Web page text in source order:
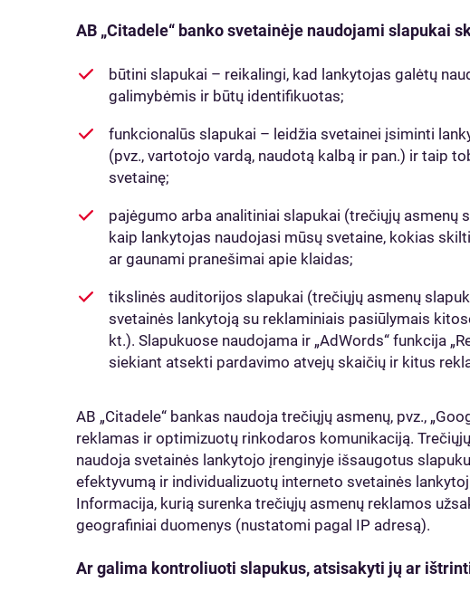
AB „Citadele“ banko svetainėje naudojami slapukai
būtini slapukai – reikalingi, kad lankytojas galėtų
galimybėmis ir būtų identifikuotas;
funkcionalūs slapukai – leidžia svetainei įsiminti
(pvz., vartotojo vardą, naudotą kalbą ir pan.) ir taip
svetainę;
pajėgumo arba analitiniai slapukai (trečiųjų asmenų
kaip lankytojas naudojasi mūsų svetaine, kokias
ar gaunami pranešimai apie klaidas;
tikslinės auditorijos slapukai (trečiųjų asmenų
svetainės lankytoją su reklaminiais pasiūlymais
kt.). Slapukuose naudojama ir „AdWords“ funkcija
siekiant atsekti pardavimo atvejų skaičių ir kitus
AB „Citadele“ bankas naudoja trečiųjų asmenų, pvz.,
reklamas ir optimizuotų rinkodaros komunikaciją.
naudoja svetainės lankytojo įrenginyje išsaugotus
efektyvumą ir individualizuotų interneto svetainės
Informacija, kurią surenka trečiųjų asmenų reklamos
geografiniai duomenys (nustatomi pagal IP adresą).
Ar galima kontroliuoti slapukus, atsisakyti jų ar